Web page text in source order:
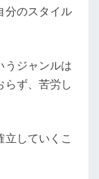
分のスタイル
うジャンルは
らず、苦労し
していくこ